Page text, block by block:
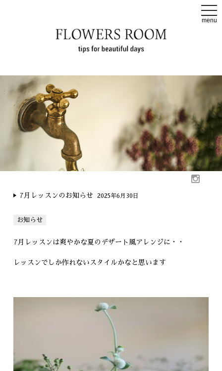
t
o
g
i
o
menu
7月レッスンのお知らせ 2025年6月30日
お知らせ
7月レッスンは爽やかな夏のデザート風アレンジに・・
レッスンでしか作れないスタイルかなと思います